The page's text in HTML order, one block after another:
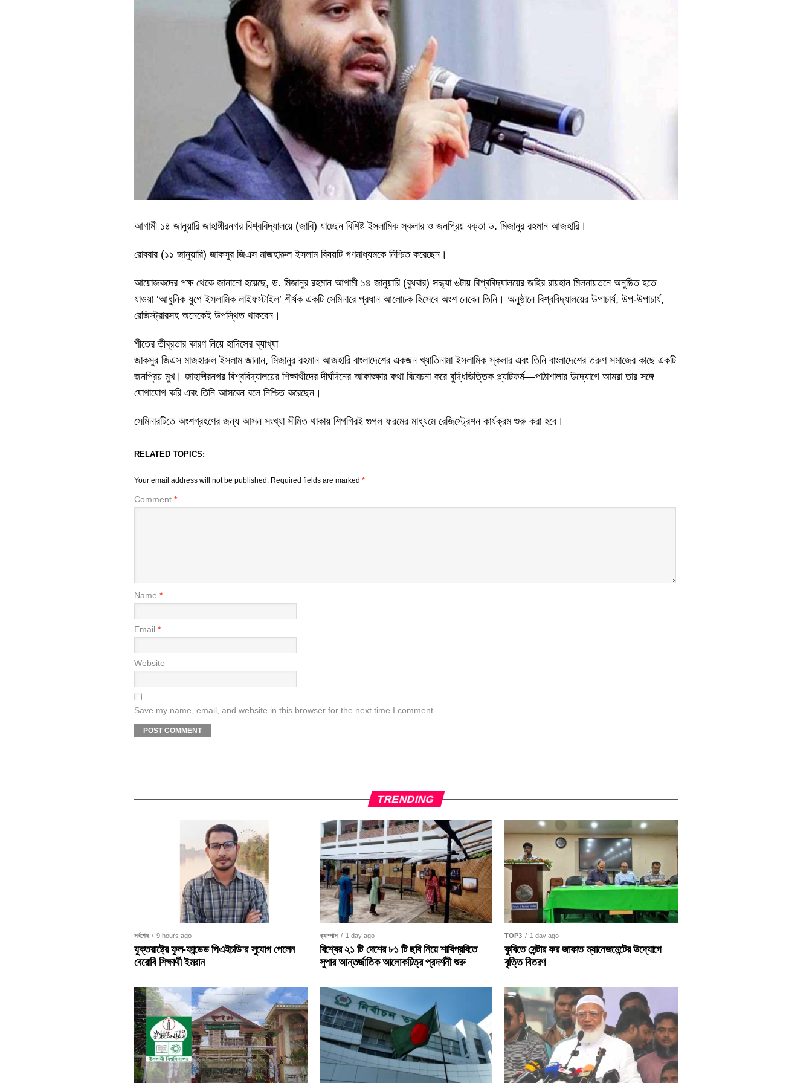
আগামী ১৪ জানুয়ারি জাহাঙ্গীরনগর বিশ্ববিদ্যালয়ে (জাবি) যাচ্ছেন বিশিষ্ট ইসলামিক স্কলার ও জনপ্রিয় বক্তা ড. মিজানুর রহমান আজহারি।
রোববার (১১ জানুয়ারি) জাকসুর জিএস মাজহারুল ইসলাম বিষয়টি গণমাধ্যমকে নিশ্চিত করেছেন।
আয়োজকদের পক্ষ থেকে জানানো হয়েছে, ড. মিজানুর রহমান আগামী ১৪ জানুয়ারি (বুধবার) সন্ধ্যা ৬টায় বিশ্ববিদ্যালয়ের জহির রায়হান মিলনায়তনে অনুষ্ঠিত হতে
যাওয়া ‘আধুনিক যুগে ইসলামিক লাইফস্টাইল’ শীর্ষক একটি সেমিনারে প্রধান আলোচক হিসেবে অংশ নেবেন তিনি। অনুষ্ঠানে বিশ্ববিদ্যালয়ের উপাচার্য, উপ-উপাচার্য,
রেজিস্ট্রারসহ অনেকেই উপস্থিত থাকবেন।
শীতের তীব্রতার কারণ নিয়ে হাদিসের ব্যাখ্যা
জাকসুর জিএস মাজহারুল ইসলাম জানান, মিজানুর রহমান আজহারি বাংলাদেশের একজন খ্যাতিনামা ইসলামিক স্কলার এবং তিনি বাংলাদেশের তরুণ সমাজের কাছে একটি
জনপ্রিয় মুখ। জাহাঙ্গীরনগর বিশ্ববিদ্যালয়ের শিক্ষার্থীদের দীর্ঘদিনের আকাঙ্ক্ষার কথা বিবেচনা করে বুদ্ধিভিত্তিক প্ল্যাটফর্ম—পাঠাশালার উদ্যোগে আমরা তার সঙ্গে
যোগাযোগ করি এবং তিনি আসবেন বলে নিশ্চিত করেছেন।
সেমিনারটিতে অংশগ্রহণের জন্য আসন সংখ্যা সীমিত থাকায় শিগগিরই গুগল ফরমের মাধ্যমে রেজিস্ট্রেশন কার্যক্রম শুরু করা হবে।
RELATED TOPICS:
Your email address will not be published. Required fields are marked *
Comment *
Name *
Email *
Website
Save my name, email, and website in this browser for the next time I comment.
TRENDING
সর্বশেষ 9 hours ago
যুক্তরাষ্ট্রে ফুল-ফান্ডেড পিএইচডি’র সুযোগ পেলেন
বেরোবি শিক্ষার্থী ইমরান
ক্যাম্পাস 1 day ago
বিশ্বের ২১ টি দেশের ৮১ টি ছবি নিয়ে শাবিপ্রবিতে
সুপার আন্তর্জাতিক আলোকচিত্র প্রদর্শনী শুরু
TOP3 1 day ago
কুবিতে সেন্টার ফর জাকাত ম্যানেজমেন্টের উদ্যোগে
বৃত্তি বিতরণ